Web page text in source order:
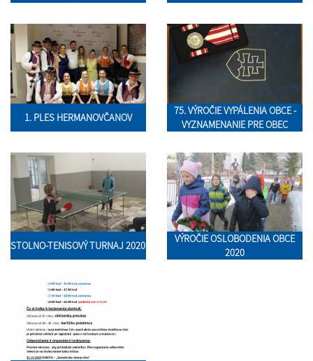
1. PLES HERMANOVČANOV
75. VÝROČIE VYPÁLENIA OBCE -
VYZNAMENANIE PRE OBEC
STOLNO-TENISOVÝ TURNAJ 2020
VÝROČIE OSLOBODENIA OBCE
2020